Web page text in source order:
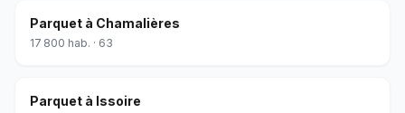
Parquet à Chamalières
17 800 hab. · 63
Parquet à Issoire